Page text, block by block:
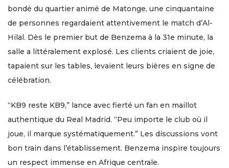
bondé du quartier animé de Matonge, une cinquantaine
de personnes regardaient attentivement le match d’Al-
Hilal. Dès le premier but de Benzema à la 31e minute, la
salle a littéralement explosé. Les clients criaient de joie,
tapaient sur les tables, levaient leurs bières en signe de
célébration.
“KB9 reste KB9,” lance avec fierté un fan en maillot
authentique du Real Madrid. “Peu importe le club où il
joue, il marque systématiquement.” Les discussions vont
bon train dans l’établissement. Benzema inspire toujours
un respect immense en Afrique centrale.